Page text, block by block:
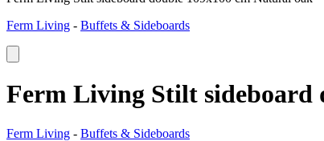
Ferm Living - Buffets & Sideboards
Ferm Living Stilt sideboard
Ferm Living - Buffets & Sideboards